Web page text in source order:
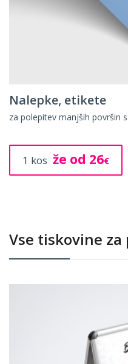
Nalepke, etikete
za polepitev manjših površin
1 kos že od 26€
Vse tiskovine za